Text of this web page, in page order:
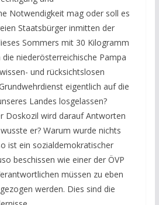
Notwendigkeit mag oder soll es
Staatsbürger inmitten der
Sommers mit 30 Kilogramm
niederösterreichische Pampa
und rücksichtslosen
eigentlich auf die
Landes losgelassen?
Doskozil wird darauf Antworten
er? Warum wurde nichts
ist ein sozialdemokratischer
beschissen wie einer der ÖVP
müssen zu eben
werden. Dies sind die